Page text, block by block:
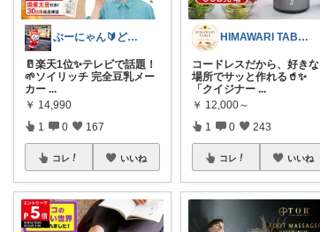
ぶーにゃん🔰どうしたら売れるかな😭
🥛楽天1位✨テレビで話題！
🌱ソイリッチ 完全豆乳メー
カー ...
￥ 14,990
1 0 167
コレ いいね
HIMAWARI TABLE🌼
コードレスだから、好きな
場所でサッと作れる🥤✨
「クイジナー ...
￥ 12,000～
1 0 243
コレ いいね